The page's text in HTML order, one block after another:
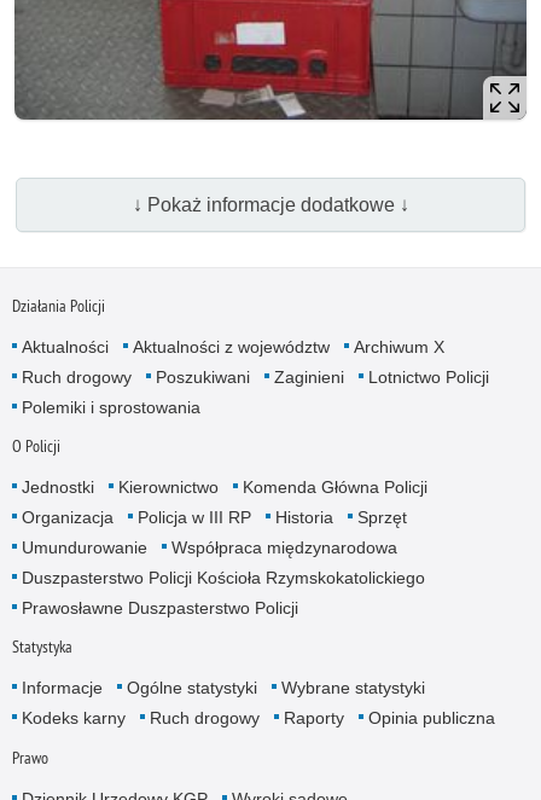
↓ Pokaż informacje dodatkowe ↓
Działania Policji
Aktualności Aktualności z województw
Archiwum X
Ruch drogowy
Poszukiwani Zaginieni
Lotnictwo Policji
Polemiki i sprostowania
O Policji
Jednostki Kierownictwo
Komenda Główna Policji
Organizacja
Policja w III RP Historia
Sprzęt
Umundurowanie
Współpraca międzynarodowa
Duszpasterstwo Policji Kościoła Rzymskokatolickiego
Prawosławne Duszpasterstwo Policji
Statystyka
Informacje Ogólne statystyki
Wybrane statystyki
Kodeks karny
Ruch drogowy Raporty Opinia publiczna
Prawo